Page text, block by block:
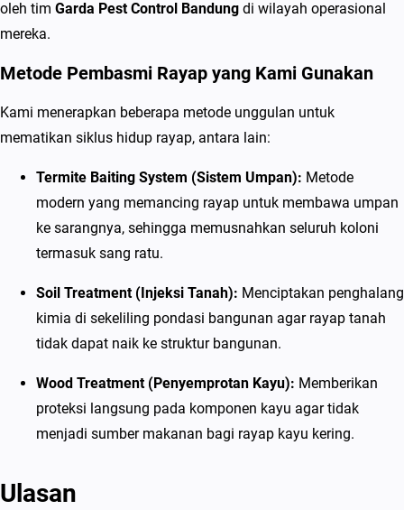
b
a
s
i
R
i
oleh tim Garda Pest Control Bandung di wilayah operasional
mereka.
Metode Pembasmi Rayap yang Kami Gunakan
Kami menerapkan beberapa metode unggulan untuk
mematikan siklus hidup rayap, antara lain:
Termite Baiting System (Sistem Umpan): Metode
modern yang memancing rayap untuk membawa umpan
ke sarangnya, sehingga memusnahkan seluruh koloni
termasuk sang ratu.
Soil Treatment (Injeksi Tanah): Menciptakan penghalang
kimia di sekeliling pondasi bangunan agar rayap tanah
tidak dapat naik ke struktur bangunan.
Wood Treatment (Penyemprotan Kayu): Memberikan
proteksi langsung pada komponen kayu agar tidak
menjadi sumber makanan bagi rayap kayu kering.
Ulasan